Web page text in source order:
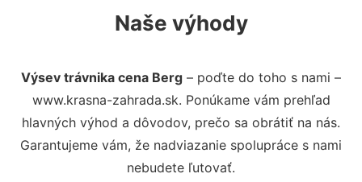
Naše výhody
Výsev trávnika cena Berg – poďte do toho s nami –
www.krasna-zahrada.sk. Ponúkame vám prehľad
hlavných výhod a dôvodov, prečo sa obrátiť na nás.
Garantujeme vám, že nadviazanie spolupráce s nami
nebudete ľutovať.